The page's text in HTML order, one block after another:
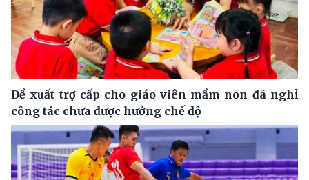
Đề xuất trợ cấp cho giáo viên mầm non đã nghỉ
công tác chưa được hưởng chế độ